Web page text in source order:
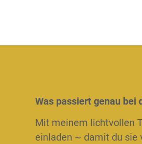
Was passiert genau bei
Mit meinem lichtvollen
einladen ~ damit du sie